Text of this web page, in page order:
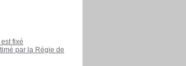
fixé
par la Régie de